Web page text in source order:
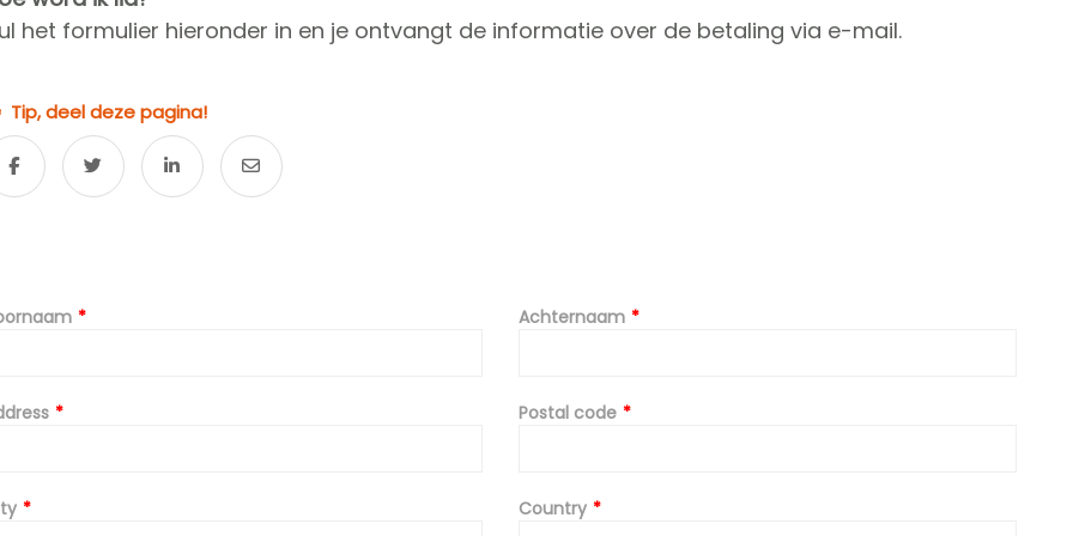
het formulier hieronder in en je ontvangt de informatie over de betaling via e-mail.
Tip, deel deze pagina!
Achternaam
Postal code
Country